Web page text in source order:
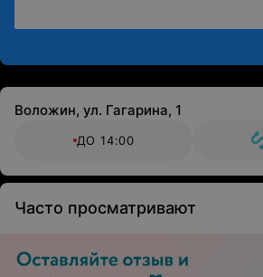
Воложин, ул. Гагарина, 1
ДО 14:00
Часто просматривают